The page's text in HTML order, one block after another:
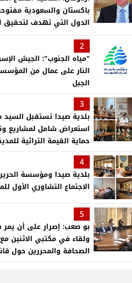
باكستان والسعودية
الدول التي تهدف لتحقيق
بمنطقتنا
2
"مياه الجنوب": الجيش
النار على عمال من
الجبل
3
بلدية صيدا تستقبل السيد
استعراض شامل لمشاريع
حماية القيمة التراثية
4
بلدية صيدا ومؤسسة
الاجتماع التشاوري الأول
5
بو صعب: إصرار على أن يمر
ولقاء في مكتبي الاثنين
الصحافة والمحررين حول